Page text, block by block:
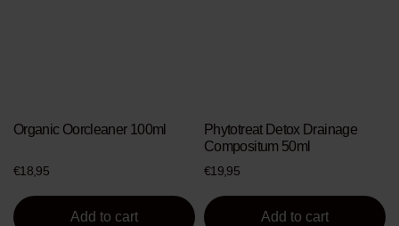
Organic Oorcleaner 100ml
€18,95
Add to cart
Phytotreat Detox Drainage
Compositum 50ml
€19,95
Add to cart